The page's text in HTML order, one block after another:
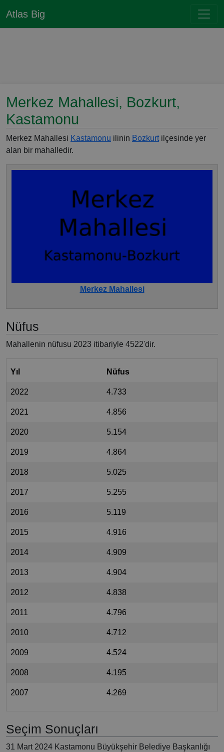
Atlas Big
Merkez Mahallesi, Bozkurt,
Kastamonu
Merkez Mahallesi Kastamonu ilinin Bozkurtilçesinde yer
alan bir mahalledir.
Merkez Mahallesi
Nüfus
Mahallenin nüfusu 2023 itibariyle 4522'dir.
Yıl Nüfus
2022 4.733
2021 4.856
2020 5.154
2019 4.864
2018 5.025
2017 5.255
2016 5.119
2015 4.916
2014 4.909
2013 4.904
2012 4.838
2011 4.796
2010 4.712
2009 4.524
2008 4.195
2007 4.269
Seçim Sonuçları
31 Mart 2024 Kastamonu Büyükşehir Belediye Başkanlığı